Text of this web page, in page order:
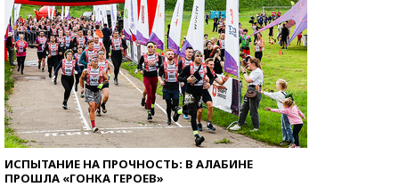
ИСПЫТАНИЕ НА ПРОЧНОСТЬ: В АЛАБИНЕ
ПРОШЛА «ГОНКА ГЕРОЕВ»